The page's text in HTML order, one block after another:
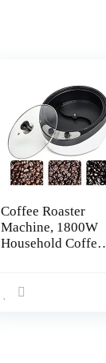
Coffee Roaster
Machine, 1800W
Household Coffee
Bean Roaster, 0-